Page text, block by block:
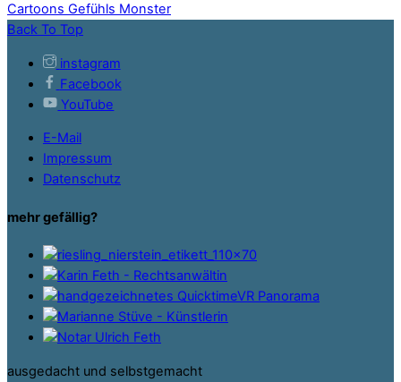
Cartoons Gefühls Monster
Back To Top
instagram
Facebook
YouTube
E-Mail
Impressum
Datenschutz
mehr gefällig?
ausgedacht und selbstgemacht